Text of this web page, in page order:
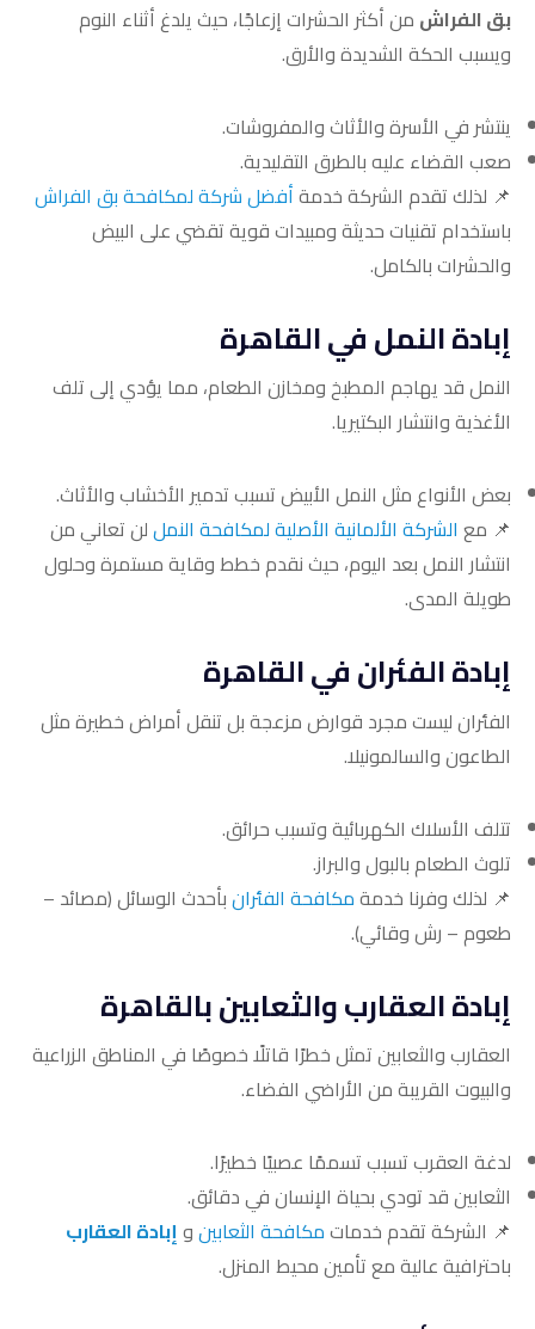
بق الفراش من أكثر الحشرات إزعاجًا، حيث يلدغ أثناء النوم
ويسبب الحكة الشديدة والأرق.
ينتشر في الأسرة والأثاث والمفروشات.
صعب القضاء عليه بالطرق التقليدية.
📌 لذلك تقدم الشركة خدمةأفضل شركة لمكافحة بق الفراش
باستخدام تقنيات حديثة ومبيدات قوية تقضي على البيض
والحشرات بالكامل.
إبادة النمل في القاهرة
النمل قد يهاجم المطبخ ومخازن الطعام، مما يؤدي إلى تلف
الأغذية وانتشار البكتيريا.
بعض الأنواع مثل النمل الأبيض تسبب تدمير الأخشاب والأثاث.
📌 مع الشركة الألمانية الأصلية لمكافحة النمللن تعاني من
انتشار النمل بعد اليوم، حيث نقدم خطط وقاية مستمرة وحلول
طويلة المدى.
إبادة الفئران في القاهرة
الفئران ليست مجرد قوارض مزعجة بل تنقل أمراض خطيرة مثل
الطاعون والسالمونيلا.
تتلف الأسلاك الكهربائية وتسبب حرائق.
تلوث الطعام بالبول والبراز.
📌 لذلك وفرنا خدمةمكافحة الفئرانبأحدث الوسائل (مصائد –
طعوم – رش وقائي).
إبادة العقارب والثعابين بالقاهرة
العقارب والثعابين تمثل خطرًا قاتلًا خصوصًا في المناطق الزراعية
والبيوت القريبة من الأراضي الفضاء.
لدغة العقرب تسبب تسممًا عصبيًا خطيرًا.
الثعابين قد تودي بحياة الإنسان في دقائق.
📌 الشركة تقدم خدماتمكافحة الثعابينو إبادة العقارب
باحترافية عالية مع تأمين محيط المنزل.